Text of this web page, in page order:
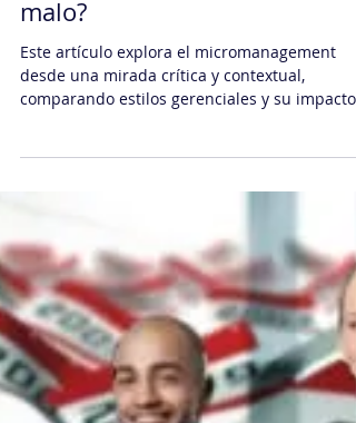
Daniel Sachi
5 dic 2025
3 min de lectura
Capital Humano
desde una mirada crítica y contextual,
comparando estilos gerenciales y su impacto
en equipos y cultura organizacional. Además,
plantea preguntas prácticas para diagnosticar
el estilo imperante en tu empresa y
sobre cómo el liderazgo influye en el
y motivación del capital humano.